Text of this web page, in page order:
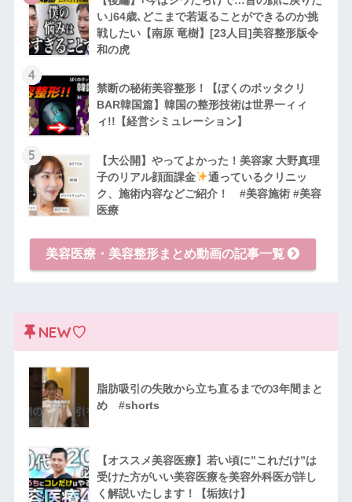
い｣64歳､どこまで若返ることができるのか挑
戦したい【南原 竜樹】[23人目]美容整形版令
和の虎
4
禁断の秘術美容整形！【ぼくのボッタクリ
BAR韓国篇】韓国の整形技術は世界一ィィ
ィ!!【経営シミュレーション】
5
【大公開】やってよかった！美容家 大野真理
子のリアル顔面課金
通っているクリニッ
ク、施術内容などご紹介！ #美容施術 #美容
医療
美容医療・美容整形まとめ動画の記事一覧
NEW♡
脂肪吸引の失敗から立ち直るまでの3年間まと
め #shorts
【オススメ美容医療】若い頃に”これだけ”は
受けた方がいい美容医療を美容外科医が詳し
く解説いたします！【垢抜け】